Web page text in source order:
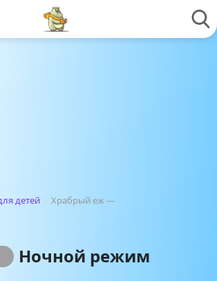
детей › Храбрый еж —
Ночной режим